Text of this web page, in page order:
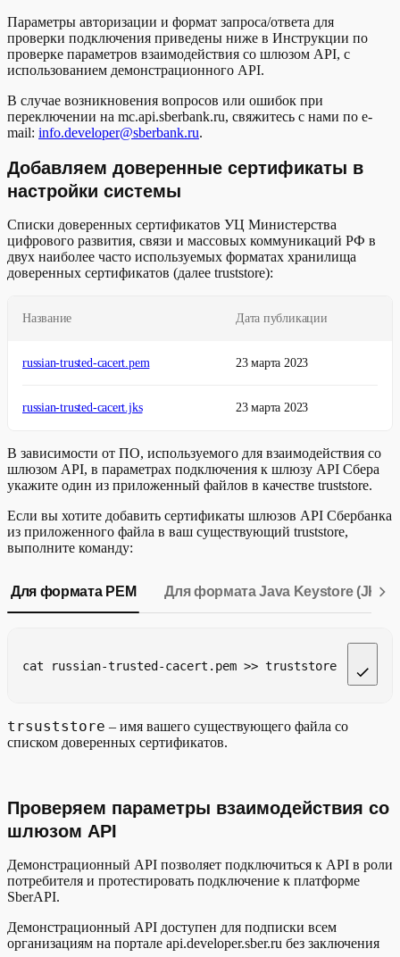
Параметры авторизации и формат запроса/ответа для
проверки подключения приведены ниже в Инструкции по
проверке параметров взаимодействия со шлюзом API, с
использованием демонстрационного API.
В случае возникновения вопросов или ошибок при
переключении на mc.api.sberbank.ru, свяжитесь с нами по e-
mail: info.developer@sberbank.ru. ​​
Добавляем доверенные сертификаты в
настройки системы
Списки доверенных сертификатов УЦ Министерства
цифрового развития, связи и массовых коммуникаций РФ в
двух наиболее часто используемых форматах хранилища
доверенных сертификатов (далее truststore):
Название Дата публикации
russian-trusted-cacert.pem 23 марта 2023
russian-trusted-cacert.jks 23 марта 2023
В зависимости от ПО, используемого для взаимодействия со
шлюзом API, в параметрах подключения к шлюзу API Сбера
укажите один из приложенный файлов в качестве truststore.
Если вы хотите добавить сертификаты шлюзов API Сбербанка
из приложенного файла в ваш существующий truststore,
выполните команду:
Для формата PEM Для формата Java Keystore (JKS)
cat russian-trusted-cacert.pem >> truststore
trsuststore – имя вашего существующего файла со
списком доверенных сертификатов.
Проверяем параметры взаимодействия со
шлюзом API
Демонстрационный API позволяет подключиться к API в роли
потребителя и протестировать подключение к платформе
SberAPI.
Демонстрационный API доступен для подписки всем
организациям на портале api.developer.sber.ru без заключения